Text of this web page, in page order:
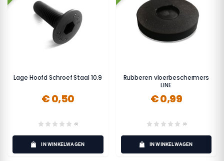
Lage Hoofd Schroef Staal 10.9
€ 0,50
(0)
IN WINKELWAGEN
Rubberen vloerbeschermers
LINE
€ 0,99
(0)
IN WINKELWAGEN